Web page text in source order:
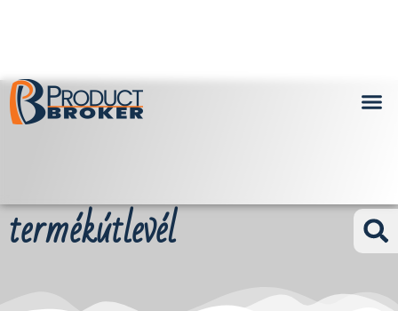
termékútlevél